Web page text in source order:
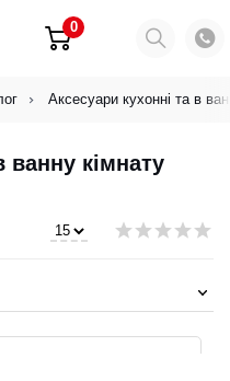
0
Аксесуари кухонні та в
ванну кімнату